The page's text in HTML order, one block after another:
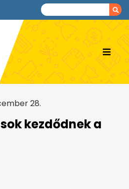
28.
kezdődnek a